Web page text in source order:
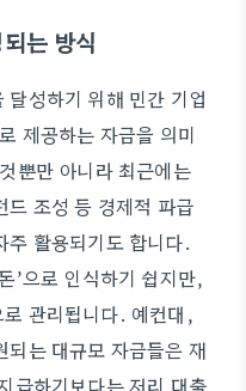
는 방식
성하기 위해 민간 기업
제공하는 자금을 의미
뿐만 아니라 최근에는
드 조성 등 경제적 파급
주 활용되기도 합니다.
’으로 인식하기 쉽지만,
관리됩니다. 예컨대,
되는 대규모 자금들은 재
급하기보다는 저리 대출